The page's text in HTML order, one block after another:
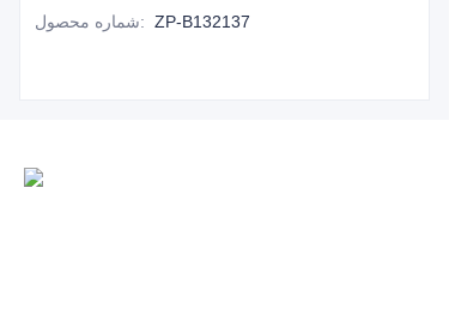
شماره محصول: ZP-B132137